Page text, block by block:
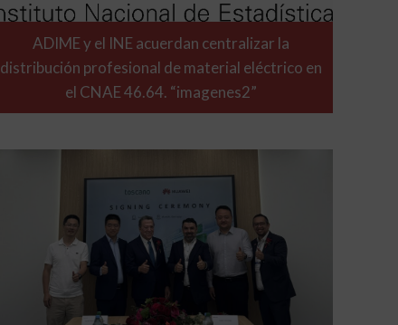
ADIME y el INE acuerdan centralizar la
distribución profesional de material eléctrico en
el CNAE 46.64. “imagenes2”